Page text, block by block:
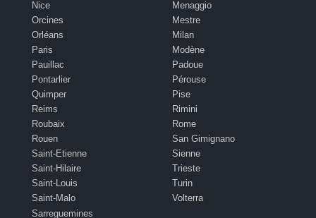
Nice
Orcines
Orléans
Paris
Pauillac
Pontarlier
Quimper
Reims
Roubaix
Rouen
Saint-Etienne
Saint-Hilaire
Saint-Louis
Saint-Malo
Sarreguemines
Menaggio
Mestre
Milan
Modène
Padoue
Pérouse
Pise
Rimini
Rome
San Gimignano
Sienne
Trieste
Turin
Volterra